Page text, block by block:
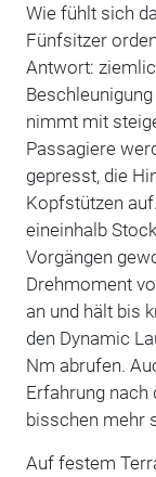
Wie fühlt sich
Fünfsitzer
Antwort:
nimmt mit
Passagiere
gepresst, die
Kopfstützen
eineinhalb
Vorgängen
Drehmoment
an und hält bis
den Dynamic
Nm abrufen.
Erfahrung nach
bisschen mehr
Auf festem